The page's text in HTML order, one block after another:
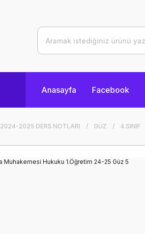
Anasayfa Facebook
2024-2025 DERS NOTLARI GÜZ 4.SINIF